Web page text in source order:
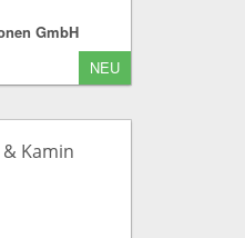
GmbH
NEU
Kamin